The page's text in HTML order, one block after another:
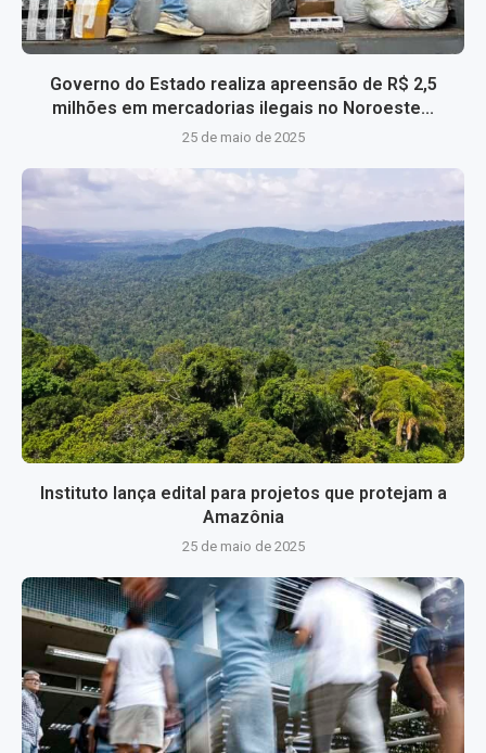
Governo do Estado realiza apreensão de R$ 2,5
milhões em mercadorias ilegais no Noroeste...
25 de maio de 2025
Instituto lança edital para projetos que protejam a
Amazônia
25 de maio de 2025